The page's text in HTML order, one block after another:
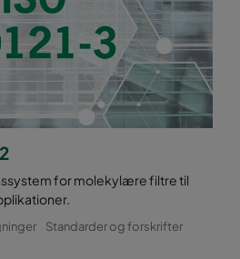
for molekylære filtre til
Standarder og forskrifter